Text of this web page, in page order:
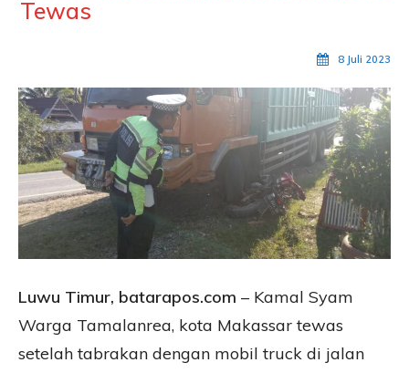
Tewas
8 Juli 2023
Luwu Timur, batarapos.com – Kamal Syam
Warga Tamalanrea, kota Makassar tewas
setelah tabrakan dengan mobil truck di jalan